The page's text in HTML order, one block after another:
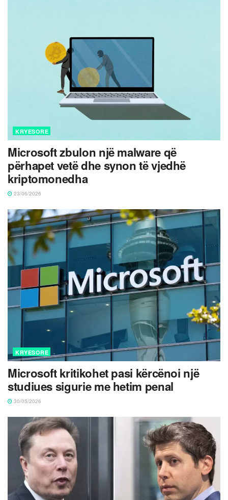
KRYESORE
Microsoft zbulon një malware që
përhapet vetë dhe synon të vjedhë
kriptomonedha
23/06/2026
KRYESORE
Microsoft kritikohet pasi kërcënoi një
studiues sigurie me hetim penal
30/05/2026